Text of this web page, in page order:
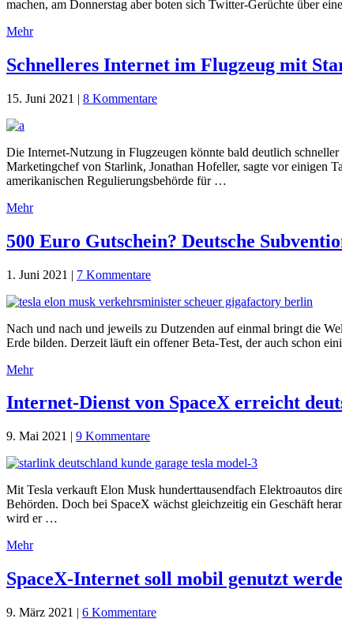
machen, am Donnerstag aber boten sich Twitter-Gerüchte über
Mehr
Schnelleres Internet im Flugzeug mit
15. Juni 2021 | 8 Kommentare
Die Internet-Nutzung in Flugzeugen könnte bald deutlich
Marketingchef von Starlink, Jonathan Hofeller, sagte vor einigen
amerikanischen Regulierungsbehörde für …
Mehr
500 Euro Gutschein? Deutsche
1. Juni 2021 | 7 Kommentare
Nach und nach und jeweils zu Dutzenden auf einmal bringt die
Erde bilden. Derzeit läuft ein offener Beta-Test, der auch schon
Mehr
Internet-Dienst von SpaceX erreicht
9. Mai 2021 | 9 Kommentare
Mit Tesla verkauft Elon Musk hunderttausendfach Elektroautos
Behörden. Doch bei SpaceX wächst gleichzeitig ein Geschäft
wird er …
Mehr
SpaceX-Internet soll mobil genutzt
9. März 2021 | 6 Kommentare